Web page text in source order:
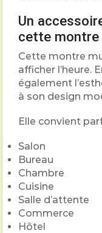
Un
cette montre
Cette montre
afficher l’heure.
également
à son design
Elle convient
Salon
Bureau
Chambre
Cuisine
Salle d’attente
Commerce
Hôtel